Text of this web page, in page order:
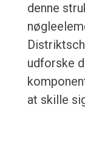
denne
udforske
at skille